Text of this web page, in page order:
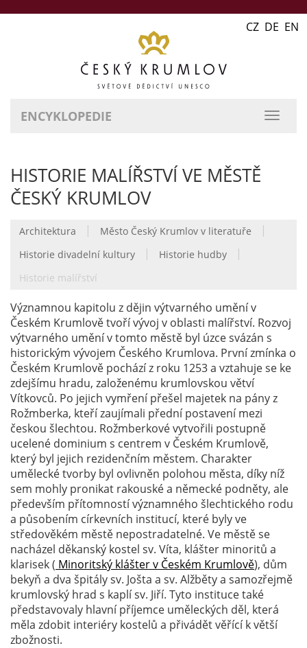
CZ DE EN
ENCYKLOPEDIE
HISTORIE MALÍŘSTVÍ VE MĚSTĚ
ČESKÝ KRUMLOV
Architektura | Město Český Krumlov v literatuře |
Historie divadelní kultury | Historie hudby |
Historie malířství
Významnou kapitolu z dějin výtvarného umění v
Českém Krumlově tvoří vývoj v oblasti malířství. Rozvoj
výtvarného umění v tomto městě byl úzce svázán s
historickým vývojem Českého Krumlova. První zmínka o
Českém Krumlově pochází z roku 1253 a vztahuje se ke
zdejšímu hradu, založenému krumlovskou větví
Vítkovců. Po jejich vymření přešel majetek na pány z
Rožmberka, kteří zaujímali přední postavení mezi
českou šlechtou. Rožmberkové vytvořili postupně
ucelené dominium s centrem v Českém Krumlově,
který byl jejich rezidenčním městem. Charakter
umělecké tvorby byl ovlivněn polohou města, díky níž
sem mohly pronikat rakouské a německé podněty, ale
především přítomností významného šlechtického rodu
a působením církevních institucí, které byly ve
středověkém městě nepostradatelné. Ve městě se
nacházel děkanský kostel sv. Víta, klášter minoritů a
klarisek ( Minoritský klášter v Českém Krumlově), dům
bekyň a dva špitály sv. Jošta a sv. Alžběty a samozřejmě
krumlovský hrad s kaplí sv. Jiří. Tyto instituce také
představovaly hlavní příjemce uměleckých děl, která
měla zdobit interiéry kostelů a přivádět věřící k větší
zbožnosti.